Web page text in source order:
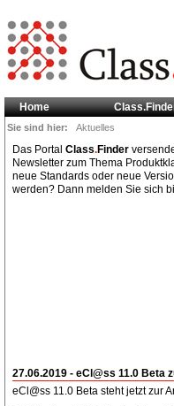
Sie sind hier: Aktuelles
Home
Das Portal Class.Finder
Newsletter zum Thema
neue Standards oder neue
werden? Dann melden Sie sich
27.06.2019 - eCl@ss 11.0 Beta
eCl@ss 11.0 Beta steht jetzt zur